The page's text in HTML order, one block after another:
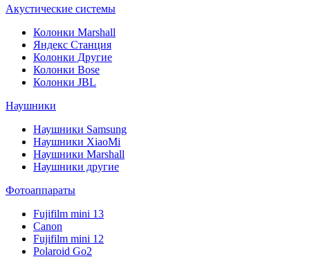
Акустические системы
Колонки Marshall
Яндекс Станция
Колонки Другие
Колонки Bose
Колонки JBL
Наушники
Наушники Samsung
Наушники XiaoMi
Наушники Marshall
Наушники другие
Фотоаппараты
Fujifilm mini 13
Canon
Fujifilm mini 12
Polaroid Go2